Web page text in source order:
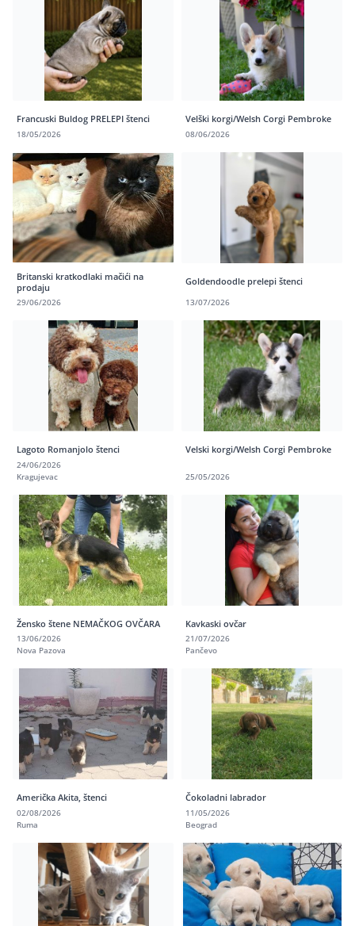
Francuski Buldog PRELEPI štenci
18/05/2026
Velški korgi/Welsh Corgi Pembroke
08/06/2026
Britanski kratkodlaki mačići na
prodaju
29/06/2026
Goldendoodle prelepi štenci
13/07/2026
Lagoto Romanjolo štenci
24/06/2026
Kragujevac
Velski korgi/Welsh Corgi Pembroke
25/05/2026
Žensko štene NEMAČKOG OVČARA
13/06/2026
Nova Pazova
Kavkaski ovčar
21/07/2026
Pančevo
Američka Akita, štenci
02/08/2026
Ruma
Čokoladni labrador
11/05/2026
Beograd